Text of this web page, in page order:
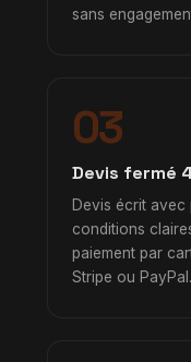
sans
03
Devis fermé
Devis écrit avec
conditions
paiement par
Stripe ou PayPal.